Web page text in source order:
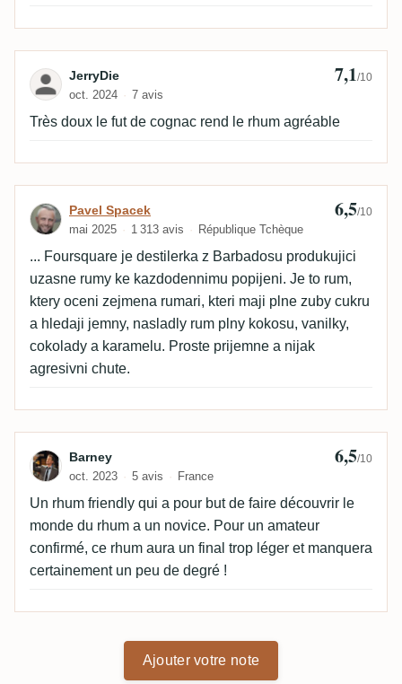
Avis de JerryDie
JerryDie
oct. 2024 7 avis
7,1/10
Très doux le fut de cognac rend le rhum agréable
Avis de Pavel Spacek
Pavel Spacek
mai 2025 1 313 avis République Tchèque
6,5/10
... Foursquare je destilerka z Barbadosu produkujici
uzasne rumy ke kazdodennimu popijeni. Je to rum,
ktery oceni zejmena rumari, kteri maji plne zuby cukru
a hledaji jemny, nasladly rum plny kokosu, vanilky,
cokolady a karamelu. Proste prijemne a nijak
agresivni chute.
Avis de Barney
Barney
oct. 2023 5 avis France
6,5/10
Un rhum friendly qui a pour but de faire découvrir le
monde du rhum a un novice. Pour un amateur
confirmé, ce rhum aura un final trop léger et manquera
certainement un peu de degré !
Ajouter votre note